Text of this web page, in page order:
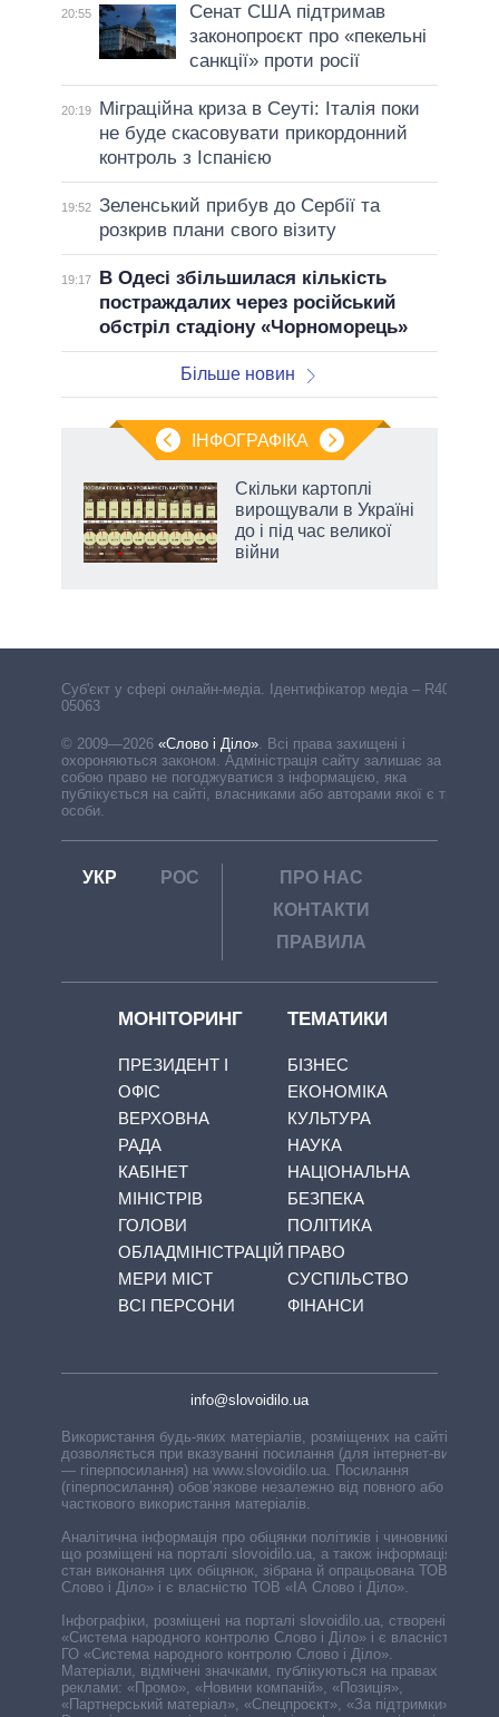
20:55
Сенат США підтримав
законопроєкт про «пекельні
санкції» проти росії
20:19
Міграційна криза в Сеуті: Італія поки
не буде скасовувати прикордонний
контроль з Іспанією
19:52 Зеленський прибув до Сербії та
розкрив плани свого візиту
19:17
В Одесі збільшилася кількість
постраждалих через російський
обстріл стадіону «Чорноморець»
Більше новин
ІНФОГРАФІКА
Скільки картоплі
вирощували в Україні
до і під час великої
війни
Cуб'єкт у сфері онлайн-медіа. Ідентифікатор медіа – R40-
05063
© 2009—2026 «Слово і Діло». Всі права захищені і
охороняються законом. Адміністрація сайту залишає за
собою право не погоджуватися з інформацією, яка
публікується на сайті, власниками або авторами якої є треті
особи.
УКР РОС
ПРО НАС
КОНТАКТИ
ПРАВИЛА
МОНІТОРИНГ
ПРЕЗИДЕНТ І
ОФІС
ВЕРХОВНА
РАДА
КАБІНЕТ
МІНІСТРІВ
ГОЛОВИ
ОБЛАДМІНІСТРАЦІЙ
МЕРИ МІСТ
ВСІ ПЕРСОНИ
ТЕМАТИКИ
БІЗНЕС
ЕКОНОМІКА
КУЛЬТУРА
НАУКА
НАЦІОНАЛЬНА
БЕЗПЕКА
ПОЛІТИКА
ПРАВО
СУСПІЛЬСТВО
ФІНАНСИ
info@slovoidilo.ua
Використання будь-яких матеріалів, розміщених на сайті,
дозволяється при вказуванні посилання (для інтернет-видань
— гіперпосилання) на www.slovoidilo.ua. Посилання
(гіперпосилання) обов’язкове незалежно від повного або
часткового використання матеріалів.
Аналітична інформація про обіцянки політиків і чиновників,
що розміщені на порталі slovoidilo.ua, а також інформація про
стан виконання цих обіцянок, зібрана й опрацьована ТОВ «ІА
Слово і Діло» і є власністю ТОВ «ІА Слово і Діло».
Інфографіки, розміщені на порталі slovoidilo.ua, створені ГО
«Система народного контролю Слово і Діло» і є власністю
ГО «Система народного контролю Слово і Діло».
Матеріали, відмічені значками, публікуються на правах
реклами: «Промо», «Новини компаній», «Позиція»,
«Партнерський матеріал», «Спецпроєкт», «За підтримки».